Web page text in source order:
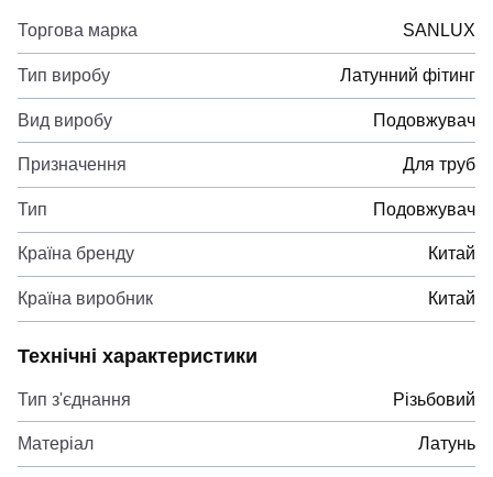
Торгова марка SANLUX
Тип виробу Латунний фітинг
Вид виробу Подовжувач
Призначення Для труб
Тип Подовжувач
Країна бренду Китай
Країна виробник Китай
Технічні характеристики
Тип з'єднання Різьбовий
Матеріал Латунь